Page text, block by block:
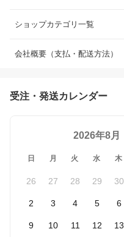
ショップカテゴリ一覧
会社概要（支払・配送方法）
受注・発送カレンダー
2026年8月
日 月 火 水 木
26 27 28 29 30
2 3 4 5 6
9 10 11 12 13